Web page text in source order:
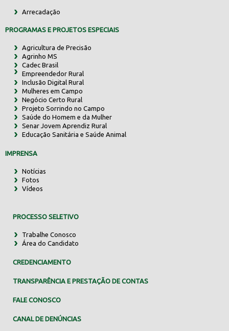
Arrecadação
PROGRAMAS E PROJETOS ESPECIAIS
Agricultura de Precisão
Agrinho MS
Cadec Brasil
Empreendedor Rural
Inclusão Digital Rural
Mulheres em Campo
Negócio Certo Rural
Projeto Sorrindo no Campo
Saúde do Homem e da Mulher
Senar Jovem Aprendiz Rural
Educação Sanitária e Saúde Animal
IMPRENSA
Notícias
Fotos
Vídeos
PROCESSO SELETIVO
Trabalhe Conosco
Área do Candidato
CREDENCIAMENTO
TRANSPARÊNCIA E PRESTAÇÃO DE CONTAS
FALE CONOSCO
CANAL DE DENÚNCIAS